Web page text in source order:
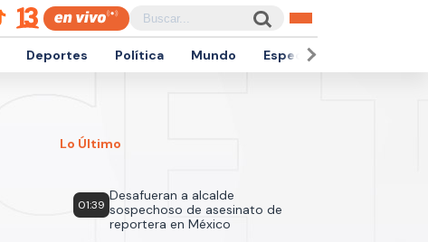
Deportes Política Mundo Espectáculos
Lo Último
01:39
Desafueran a alcalde
sospechoso de asesinato de
reportera en México